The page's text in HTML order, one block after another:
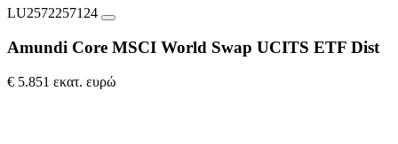
LU2572257124
Amundi Core MSCI World Swap UCITS ETF Dist
€ 5.851 εκατ. ευρώ